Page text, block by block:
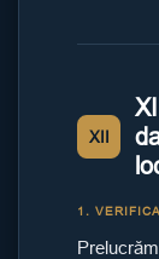
XII
1.